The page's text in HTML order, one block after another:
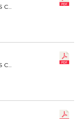
COMMISSION RÉGIONALE DE CONTRÔLE DES CLUBS
COMMISSION RÉGIONALE DE CONTRÔLE DES CLUBS